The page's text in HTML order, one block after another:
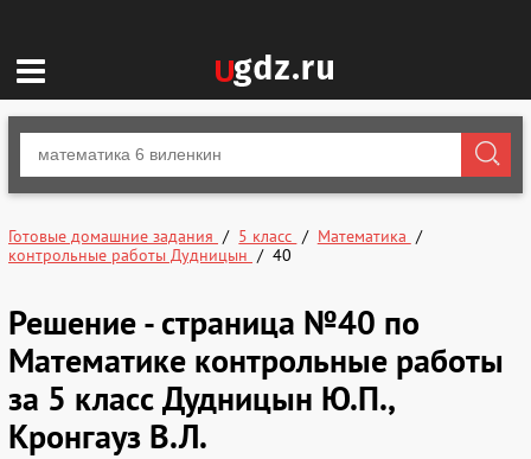
Готовые домашние задания 5 класс
Математика
контрольные работы Дудницын
40
Решение - страница №40 по
Математике контрольные работы
за 5 класс Дудницын Ю.П.,
Кронгауз В.Л.